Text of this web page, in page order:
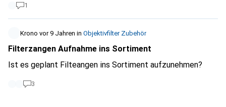
1
Krono vor 9 Jahren in Objektivfilter Zubehör
Filterzangen Aufnahme ins Sortiment
Ist es geplant Filteangen ins Sortiment aufzunehmen?
3